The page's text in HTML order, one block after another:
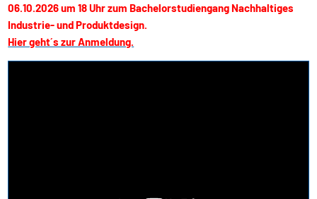
06.10.2026 um 18 Uhr zum Bachelorstudiengang Nachhaltiges
Industrie- und Produktdesign.
Hier geht´s zur Anmeldung.